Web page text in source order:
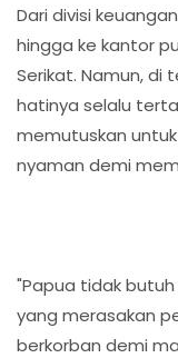
Dari divisi
hingga ke kantor
Serikat. Namun, di
hatinya selalu
memutuskan
nyaman demi
"Papua tidak
yang merasakan
berkorban demi